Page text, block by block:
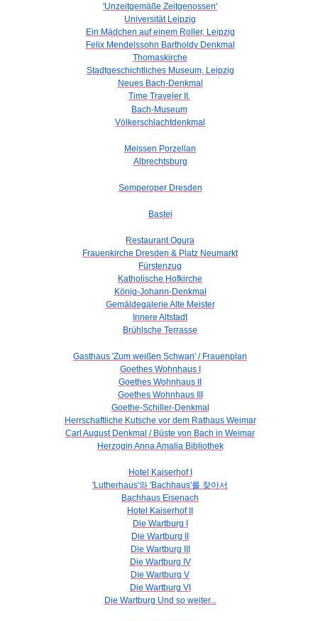
'Unzeitgemäße Zeitgenossen'
Universität Leipzig
Ein Mädchen auf einem Roller, Leipzig
Felix Mendelssohn Bartholdy Denkmal
Thomaskirche
Stadtgeschichtliches Museum, Leipzig
Neues Bach-Denkmal
Time Traveler II.
Bach-Museum
Völkerschlachtdenkmal
Meissen Porzellan
Albrechtsburg
Semperoper Dresden
Bastei
Restaurant Ogura
Frauenkirche Dresden & Platz Neumarkt
Fürstenzug
Katholische Hofkirche
König-Johann-Denkmal
Gemäldegalerie Alte Meister
Innere Altstadt
Brühlsche Terrasse
Gasthaus 'Zum weißen Schwan' / Frauenplan
Goethes Wohnhaus I
Goethes Wohnhaus II
Goethes Wohnhaus III
Goethe-Schiller-Denkmal
Herrschaftliche Kutsche vor dem Rathaus Weimar
Carl August Denkmal / Büste von Bach in Weimar
Herzogin Anna Amalia Bibliothek
Hotel Kaiserhof I
'Lutherhaus'와 'Bachhaus'를 찾아서
Bachhaus Eisenach
Hotel Kaiserhof II
Die Wartburg I
Die Wartburg II
Die Wartburg III
Die Wartburg IV
Die Wartburg V
Die Wartburg VI
Die Wartburg Und so weiter...